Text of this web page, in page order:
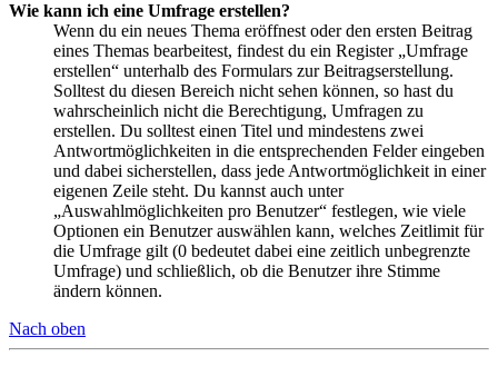
Wie kann ich eine Umfrage erstellen?
Wenn du ein neues Thema eröffnest oder den ersten Beitrag
eines Themas bearbeitest, findest du ein Register „Umfrage
erstellen“ unterhalb des Formulars zur Beitragserstellung.
Solltest du diesen Bereich nicht sehen können, so hast du
wahrscheinlich nicht die Berechtigung, Umfragen zu
erstellen. Du solltest einen Titel und mindestens zwei
Antwortmöglichkeiten in die entsprechenden Felder eingeben
und dabei sicherstellen, dass jede Antwortmöglichkeit in einer
eigenen Zeile steht. Du kannst auch unter
„Auswahlmöglichkeiten pro Benutzer“ festlegen, wie viele
Optionen ein Benutzer auswählen kann, welches Zeitlimit für
die Umfrage gilt (0 bedeutet dabei eine zeitlich unbegrenzte
Umfrage) und schließlich, ob die Benutzer ihre Stimme
ändern können.
Nach oben